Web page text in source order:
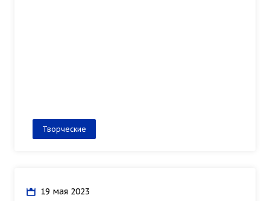
Творческие
19 мая 2023